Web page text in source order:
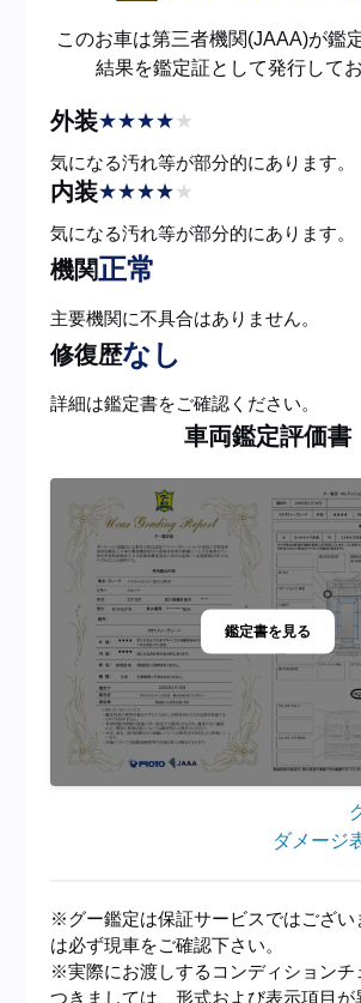
このお車は第三者機関(JAAA)が鑑
結果を鑑定証として発行してお
外装★★★★★
気になる汚れ等が部分的にあります。
内装★★★★★
気になる汚れ等が部分的にあります。
機関正常
主要機関に不具合はありません。
修復歴なし
詳細は鑑定書をご確認ください。
車両鑑定評価書
鑑定書を見る
ダメージ
※グー鑑定は保証サービスではござい
は必ず現車をご確認下さい。
※実際にお渡しするコンディションチ
つきましては、形式および表示項目